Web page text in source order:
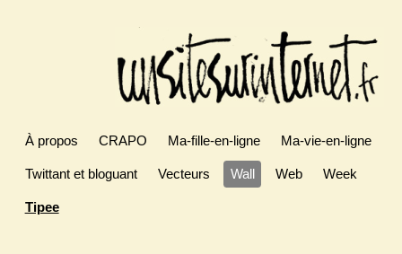
À propos CRAPO Ma-fille-en-ligne Ma-vie-en-ligne
Twittant et bloguant Vecteurs Wall Web Week
Tipee